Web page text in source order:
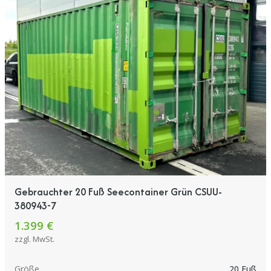
Gebrauchter 20 Fuß Seecontainer Grün CSUU-
380943-7
1.399 €
zzgl. MwSt.